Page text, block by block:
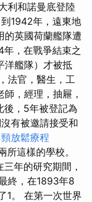
利和諾曼底登陸
1942年，遠東地
的英國荷蘭艦隊遭
年，在戰爭結束之
洋艦隊）才被抵
法官，醫生，工
，經理，抽屜，
後，5年被登記為
有被邀請接受和
放鬆療程
這樣的學校。
三年的研究期間，
終，在1893年8
1。 在第一次世界